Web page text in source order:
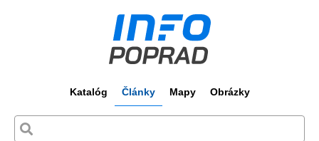
Katalóg Články Mapy Obrázky